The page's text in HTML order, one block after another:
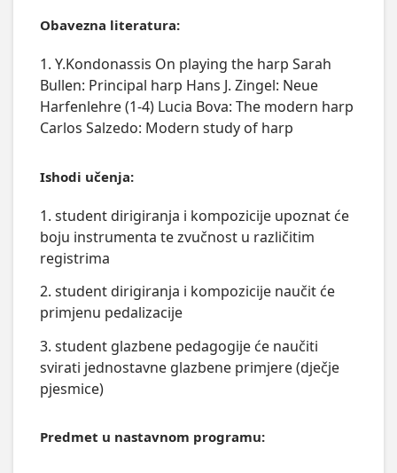
Obavezna literatura:
1. Y.Kondonassis On playing the harp Sarah
Bullen: Principal harp Hans J. Zingel: Neue
Harfenlehre (1-4) Lucia Bova: The modern harp
Carlos Salzedo: Modern study of harp
Ishodi učenja:
1. student dirigiranja i kompozicije upoznat će
boju instrumenta te zvučnost u različitim
registrima
2. student dirigiranja i kompozicije naučit će
primjenu pedalizacije
3. student glazbene pedagogije će naučiti
svirati jednostavne glazbene primjere (dječje
pjesmice)
Predmet u nastavnom programu: